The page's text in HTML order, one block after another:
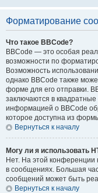
Форматирование
Что такое BBCode?
BBCode — это особая
возможности по
Возможность
однако BBCode также
форме для его отправки.
заключаются в квадратные
информацией о BBCode
которое доступна из
Вернуться к началу
Могу ли я использовать
Нет. На этой конференции
в сообщениях. Большая
сообщений может быть
Вернуться к началу